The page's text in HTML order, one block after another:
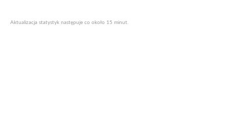
Aktualizacja statystyk następuje co około 15 minut.